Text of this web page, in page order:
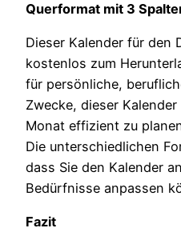
Querformat mit 3
Dieser Kalender für den
kostenlos zum
für persönliche,
Zwecke, dieser
Monat effizient zu
Die unterschiedlichen
dass Sie den Kalender
Bedürfnisse anpassen
Fazit